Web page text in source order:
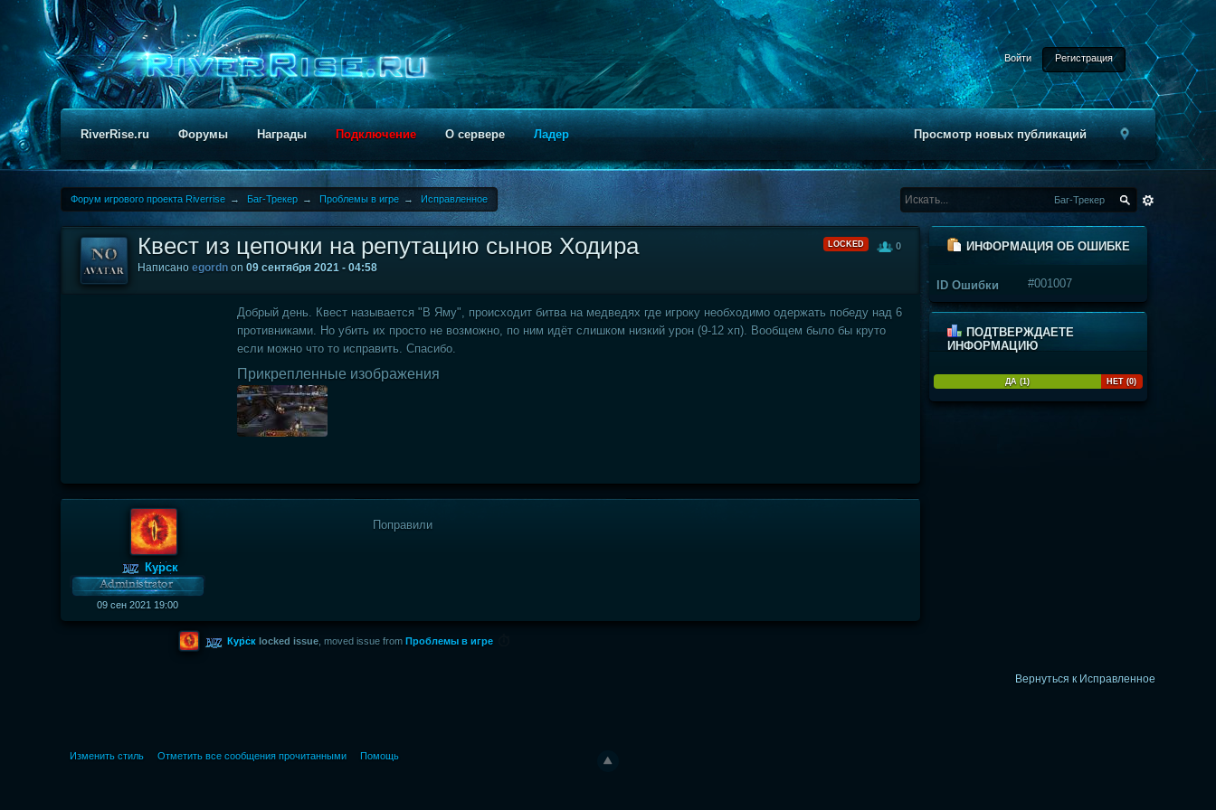
Войти Регистрация
Просмотр новых публикаций
RiverRise.ru Форумы Награды Подключение О сервере Ладер
Форум игрового проекта Riverrise → Баг-Трекер → Проблемы в игре → Исправленное Баг-Трекер
ИНФОРМАЦИЯ ОБ ОШИБКЕ
ID Ошибки #001007
ПОДТВЕРЖДАЕТЕ
ИНФОРМАЦИЮ
ДА (1) НЕТ (0)
0
LOCKED
Квест из цепочки на репутацию сынов Ходира
Написаноegordn on09 сентября 2021 - 04:58
Добрый день. Квест называется "В Яму", происходит битва на медведях где игроку необходимо одержать победу над 6
противниками. Но убить их просто не возможно, по ним идёт слишком низкий урон (9-12 хп). Вообщем было бы круто
если можно что то исправить. Спасибо.
Прикрепленные изображения
Курск
09 сен 2021 19:00
Поправили
Курск locked issue ,moved issue fromПроблемы в игре
Вернуться к Исправленное
Изменить стиль Отметить все сообщения прочитанными Помощь